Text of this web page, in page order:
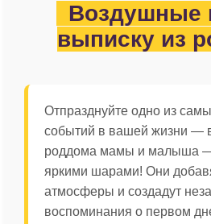
Воздушные
выписку из
Отпразднуйте одно из
событий в вашей жизни —
роддома мамы и малыша
яркими шарами! Они
атмосферы и создадут
воспоминания о первом